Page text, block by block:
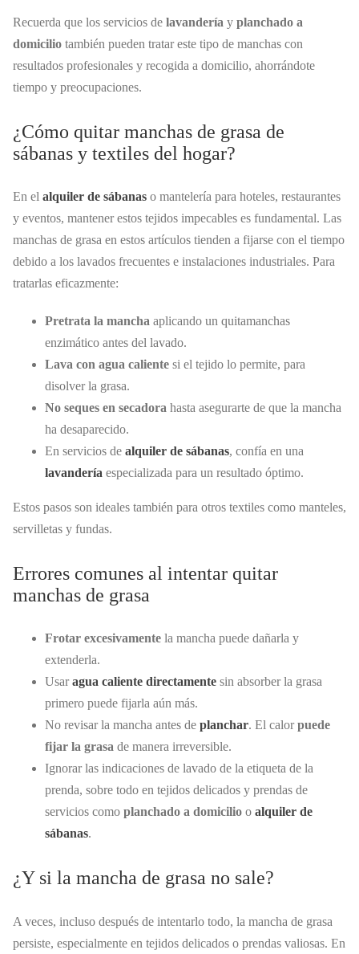
Recuerda que los servicios de lavandería y planchado a
domicilio también pueden tratar este tipo de manchas con
resultados profesionales y recogida a domicilio, ahorrándote
tiempo y preocupaciones.
¿Cómo quitar manchas de grasa de
sábanas y textiles del hogar?
En el alquiler de sábanas o mantelería para hoteles, restaurantes
y eventos, mantener estos tejidos impecables es fundamental. Las
manchas de grasa en estos artículos tienden a fijarse con el tiempo
debido a los lavados frecuentes e instalaciones industriales. Para
tratarlas eficazmente:
Pretrata la mancha aplicando un quitamanchas
enzimático antes del lavado.
Lava con agua caliente si el tejido lo permite, para
disolver la grasa.
No seques en secadora hasta asegurarte de que la mancha
ha desaparecido.
En servicios de alquiler de sábanas, confía en una
lavandería especializada para un resultado óptimo.
Estos pasos son ideales también para otros textiles como manteles,
servilletas y fundas.
Errores comunes al intentar quitar
manchas de grasa
Frotar excesivamente la mancha puede dañarla y
extenderla.
Usaragua caliente directamente sin absorber la grasa
primero puede fijarla aún más.
No revisar la mancha antes de planchar. El calorpuede
fijar la grasa de manera irreversible.
Ignorar las indicaciones de lavado de la etiqueta de la
prenda, sobre todo en tejidos delicados y prendas de
servicios como planchado a domicilio o alquiler de
sábanas.
¿Y si la mancha de grasa no sale?
A veces, incluso después de intentarlo todo, la mancha de grasa
persiste, especialmente en tejidos delicados o prendas valiosas. En